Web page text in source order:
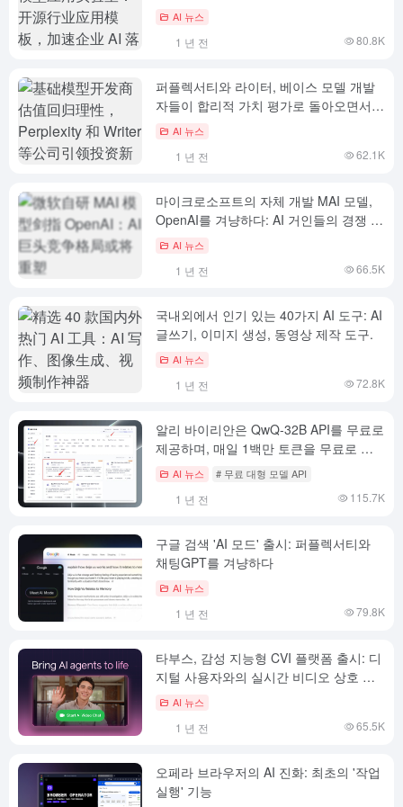
하는 오픈 소스 산업 애플리케이션 템플
AI 뉴스
1 년 전 80.8K
퍼플렉서티와 라이터, 베이스 모델 개발
자들이 합리적 가치 평가로 돌아오면서
새로운 투자 물결 주도
AI 뉴스
1 년 전 62.1K
마이크로소프트의 자체 개발 MAI 모델,
OpenAI를 겨냥하다: AI 거인들의 경쟁 구
도가 재편될 수 있습니다.
AI 뉴스
1 년 전 66.5K
국내외에서 인기 있는 40가지 AI 도구: AI
글쓰기, 이미지 생성, 동영상 제작 도구.
AI 뉴스
1 년 전 72.8K
알리 바이리안은 QwQ-32B API를 무료로
제공하며, 매일 1백만 토큰을 무료로 사
용할 수 있습니다!
AI 뉴스 # 무료 대형 모델 API
1 년 전 115.7K
구글 검색 'AI 모드' 출시: 퍼플렉서티와
채팅GPT를 겨냥하다
AI 뉴스
1 년 전 79.8K
타부스, 감성 지능형 CVI 플랫폼 출시: 디
지털 사용자와의 실시간 비디오 상호 작
용을 촉진하는 3가지 핵심 모델 출시
AI 뉴스
1 년 전 65.5K
오페라 브라우저의 AI 진화: 최초의 '작업
실행' 기능